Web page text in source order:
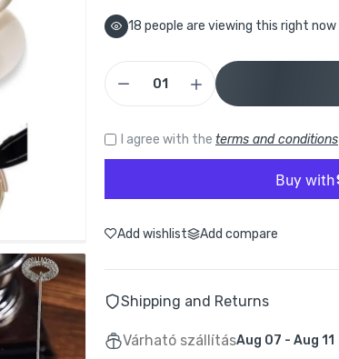
20 people are viewing this right now
I agree with the terms and conditions
Add wishlist Add compare
Shipping and Returns
Várható szállításAug 07 - Aug 11